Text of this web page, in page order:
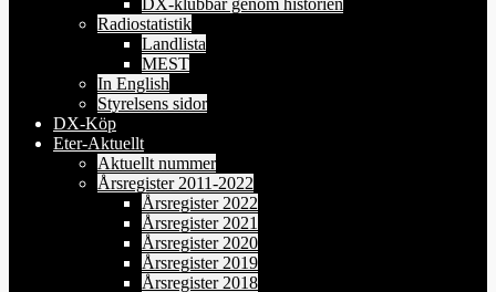
Radiostatistik
Landlista
MEST
In English
Styrelsens sidor
DX-Köp
Eter-Aktuellt
Aktuellt nummer
Årsregister 2011-2022
Årsregister 2022
Årsregister 2021
Årsregister 2020
Årsregister 2019
Årsregister 2018